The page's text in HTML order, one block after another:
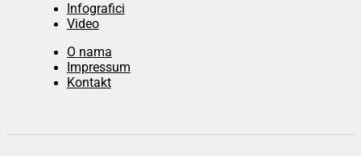
Infografici
Video
O nama
Impressum
Kontakt